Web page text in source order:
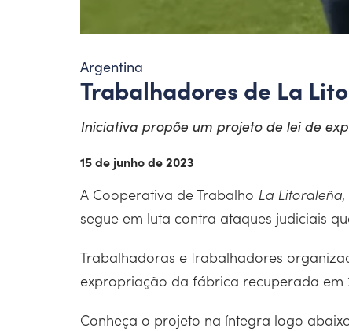
Argentina
Trabalhadores de La
Iniciativa propõe um projeto de lei de
15 de junho de 2023
A Cooperativa de Trabalho La Litoraleña
segue em luta contra ataques judiciais
Trabalhadoras e trabalhadores
expropriação da fábrica recuperada em
Conheça o projeto na íntegra logo